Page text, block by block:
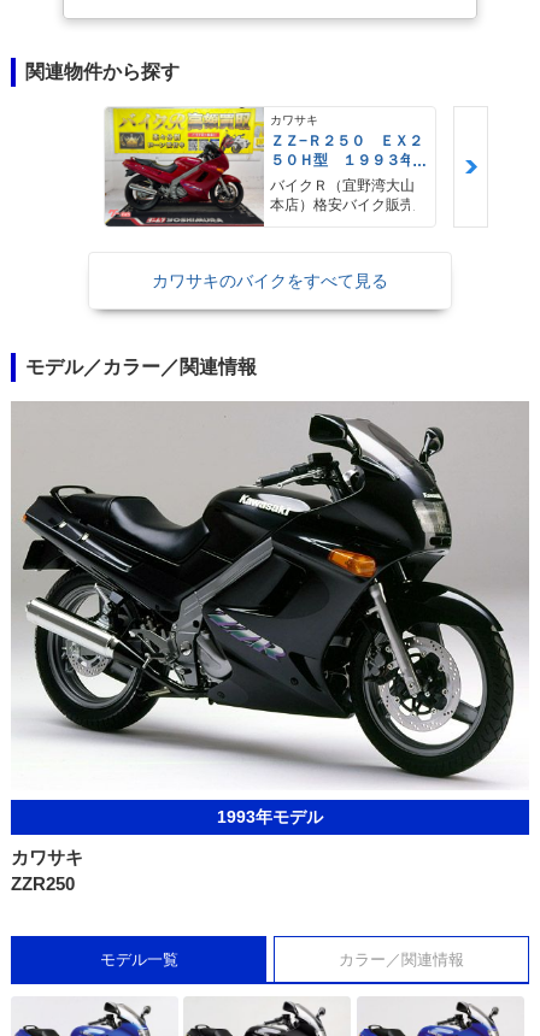
関連物件から探す
カワサキ
ＺＺ−Ｒ２５０ ＥＸ２
５０Ｈ型 １９９３年
モデル 社外スクリー
ン ＥＴＣ サブハン
ドルバー
バイクＲ（宜野湾大山
本店）格安バイク販売
カワサキのバイクをすべて見る
モデル／カラー／関連情報
1993年モデル
カワサキ
ZZR250
モデル一覧 カラー／関連情報